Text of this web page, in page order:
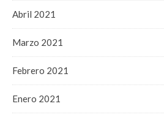
Abril 2021
Marzo 2021
Febrero 2021
Enero 2021